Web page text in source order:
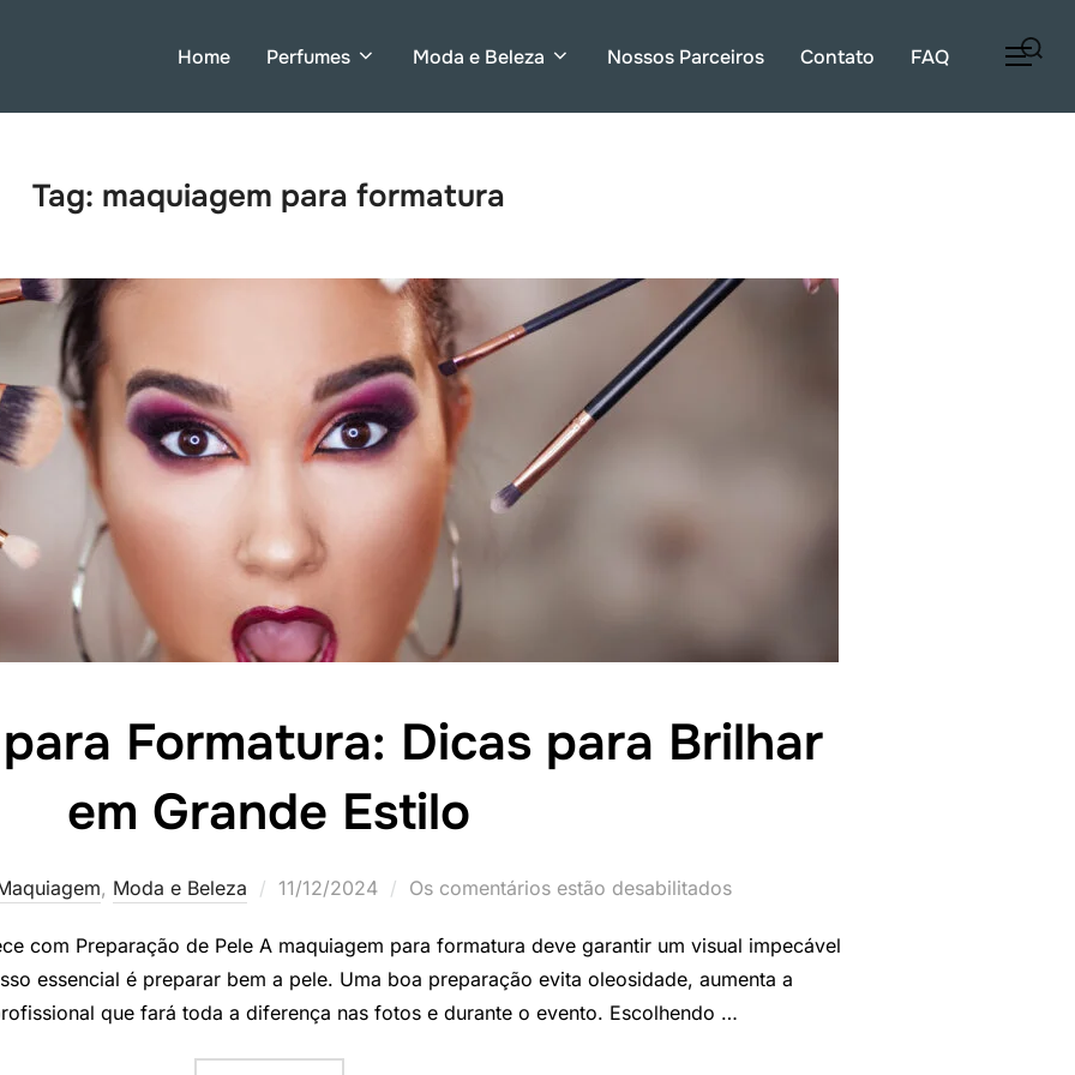
Home Perfumes Moda e Beleza Nossos Parceiros Contato FAQ
Pesquisar
Tag: maquiagem para formatura
Formatura: Dicas para Brilhar
em Grande Estilo
, Moda e Beleza
Postado
11/12/2024 Os comentários estão desabilitados
com Preparação de Pele A maquiagem para formatura deve garantir um visual impecável
essencial é preparar bem a pele. Uma boa preparação evita oleosidade, aumenta a
que fará toda a diferença nas fotos e durante o evento. Escolhendo …